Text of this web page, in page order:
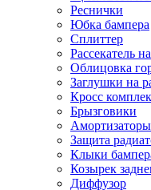
Реснички
Юбка бампера
Сплиттер
Рассекатель
Облицовка
Заглушки на
Кросс
Брызговики
Защита
Клыки
Козырек
Диффузор